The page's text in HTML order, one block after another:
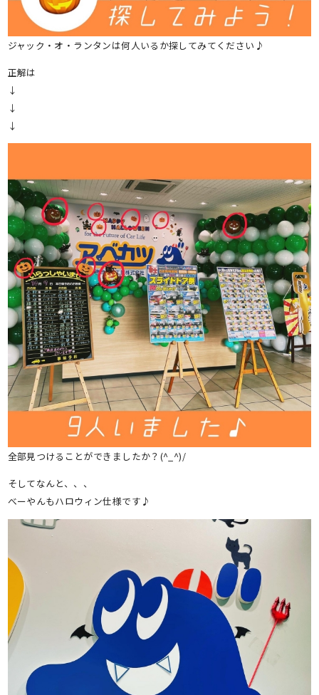
ジャック・オ・ランタンは何人いるか探してみてください♪
正解は
↓
↓
↓
全部見つけることができましたか？(^_^)/
そしてなんと、、、
べーやんもハロウィン仕様です♪